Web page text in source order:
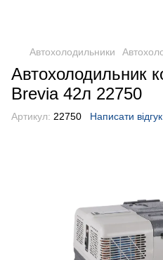
Автохолодильники
Автохолодильник
Brevia 42л 22750
Артикул: 22750 Написати відгук